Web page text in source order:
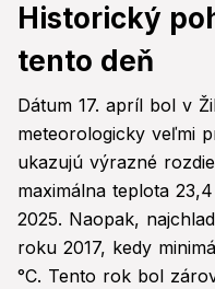
Historický
tento deň
Dátum 17. apríl bol v
meteorologicky veľmi
ukazujú výrazné
maximálna teplota
2025. Naopak,
roku 2017, kedy
°C. Tento rok bol